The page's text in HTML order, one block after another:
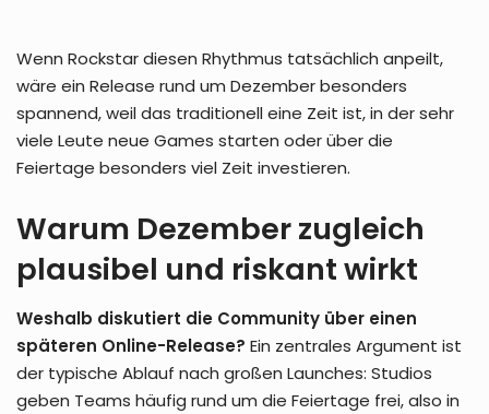
Wenn Rockstar diesen Rhythmus tatsächlich anpeilt,
wäre ein Release rund um Dezember besonders
spannend, weil das traditionell eine Zeit ist, in der sehr
viele Leute neue Games starten oder über die
Feiertage besonders viel Zeit investieren.
Warum Dezember zugleich
plausibel und riskant wirkt
Weshalb diskutiert die Community über einen
späteren Online-Release? Ein zentrales Argument ist
der typische Ablauf nach großen Launches: Studios
geben Teams häufig rund um die Feiertage frei, also in